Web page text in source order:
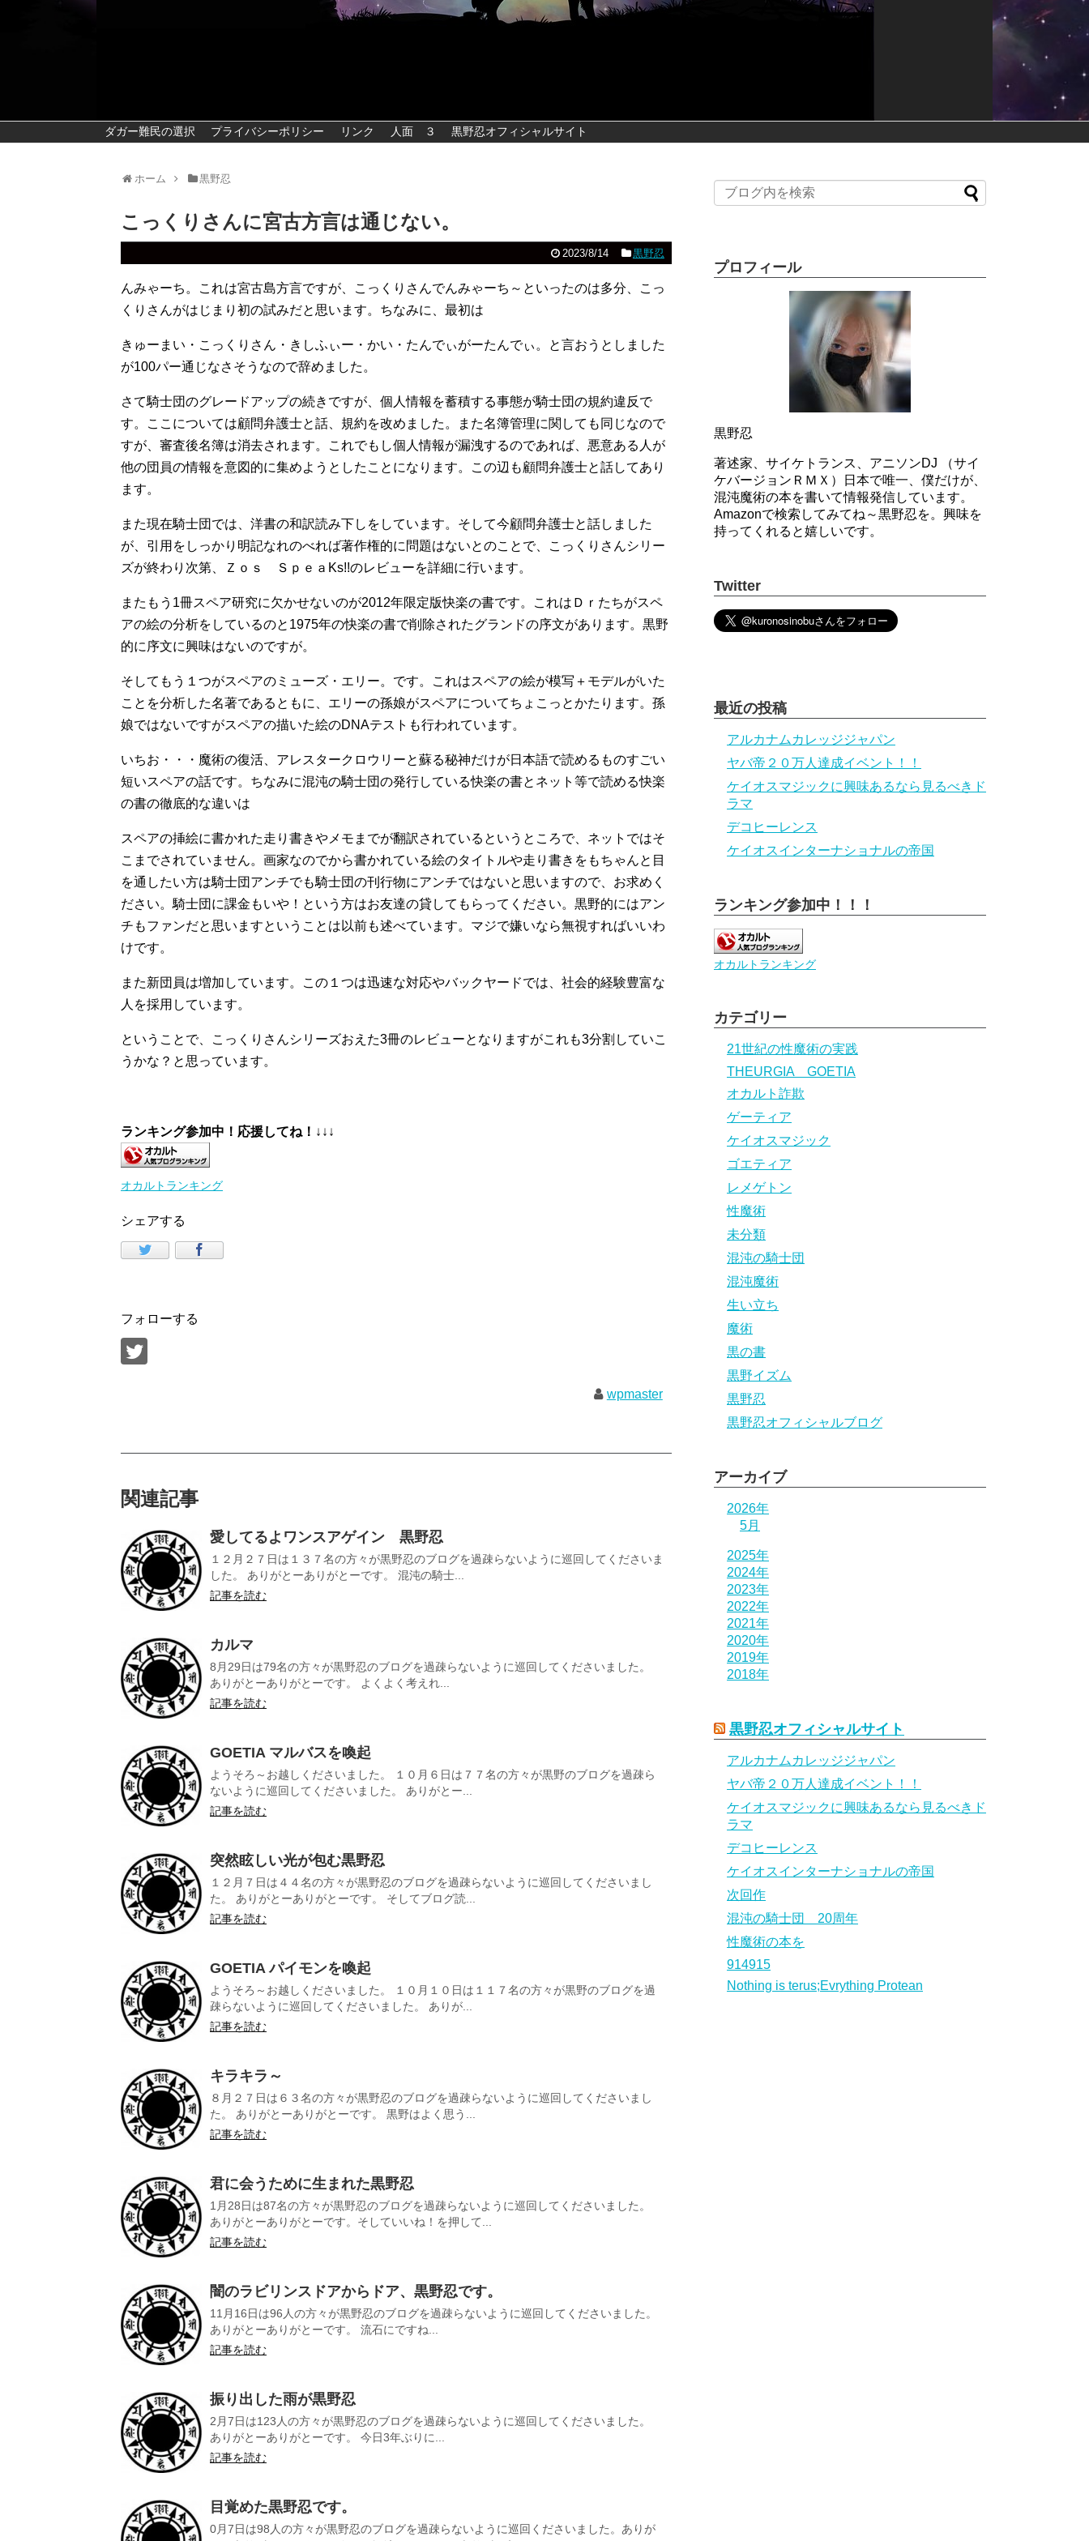
ダガー難民の選択 プライバシーポリシー リンク 人面 ３ 黒野忍オフィシャルサイト
ホーム 黒野忍
こっくりさんに宮古方言は通じない。
2023/8/14 黒野忍
んみゃーち。これは宮古島方言ですが、こっくりさんでんみゃーち～といったのは多分、こっ
くりさんがはじまり初の試みだと思います。ちなみに、最初は
きゅーまい・こっくりさん・きしふぃー・かい・たんでぃがーたんでぃ。と言おうとしました
が100パー通じなさそうなので辞めました。
さて騎士団のグレードアップの続きですが、個人情報を蓄積する事態が騎士団の規約違反で
す。ここについては顧問弁護士と話、規約を改めました。また名簿管理に関しても同じなので
すが、審査後名簿は消去されます。これでもし個人情報が漏洩するのであれば、悪意ある人が
他の団員の情報を意図的に集めようとしたことになります。この辺も顧問弁護士と話してあり
ます。
また現在騎士団では、洋書の和訳読み下しをしています。そして今顧問弁護士と話しました
が、引用をしっかり明記なれのべれば著作権的に問題はないとのことで、こっくりさんシリー
ズが終わり次第、Ｚｏｓ ＳｐｅａKs!!のレビューを詳細に行います。
またもう1冊スペア研究に欠かせないのが2012年限定版快楽の書です。これはＤｒたちがスペ
アの絵の分析をしているのと1975年の快楽の書で削除されたグランドの序文があります。黒野
的に序文に興味はないのですが。
そしてもう１つがスペアのミューズ・エリー。です。これはスペアの絵が模写＋モデルがいた
ことを分析した名著であるともに、エリーの孫娘がスペアについてちょこっとかたります。孫
娘ではないですがスペアの描いた絵のDNAテストも行われています。
いちお・・・魔術の復活、アレスタークロウリーと蘇る秘神だけが日本語で読めるものすごい
短いスペアの話です。ちなみに混沌の騎士団の発行している快楽の書とネット等で読める快楽
の書の徹底的な違いは
スペアの挿絵に書かれた走り書きやメモまでが翻訳されているというところで、ネットではそ
こまでされていません。画家なのでから書かれている絵のタイトルや走り書きをもちゃんと目
を通したい方は騎士団アンチでも騎士団の刊行物にアンチではないと思いますので、お求めく
ださい。騎士団に課金もいや！という方はお友達の貸してもらってください。黒野的にはアン
チもファンだと思いますということは以前も述べています。マジで嫌いなら無視すればいいわ
けです。
また新団員は増加しています。この１つは迅速な対応やバックヤードでは、社会的経験豊富な
人を採用しています。
ということで、こっくりさんシリーズおえた3冊のレビューとなりますがこれも3分割していこ
うかな？と思っています。
ランキング参加中！応援してね！ ↓↓↓
オカルトランキング
シェアする
フォローする
wpmaster
関連記事
愛してるよワンスアゲイン 黒野忍
１２月２７日は１３７名の方々が黒野忍のブログを過疎らないように巡回してくださいま
した。 ありがとーありがとーです。 混沌の騎士...
記事を読む
カルマ
8月29日は79名の方々が黒野忍のブログを過疎らないように巡回してくださいました。
ありがとーありがとーです。 よくよく考えれ...
記事を読む
GOETIA マルバスを喚起
ようそろ～お越しくださいました。 １０月６日は７７名の方々が黒野のブログを過疎ら
ないように巡回してくださいました。 ありがとー...
記事を読む
突然眩しい光が包む黒野忍
１２月７日は４４名の方々が黒野忍のブログを過疎らないように巡回してくださいまし
た。 ありがとーありがとーです。 そしてブログ読...
記事を読む
GOETIA パイモンを喚起
ようそろ～お越しくださいました。 １０月１０日は１１７名の方々が黒野のブログを過
疎らないように巡回してくださいました。 ありが...
記事を読む
キラキラ～
８月２７日は６３名の方々が黒野忍のブログを過疎らないように巡回してくださいまし
た。 ありがとーありがとーです。 黒野はよく思う...
記事を読む
君に会うために生まれた黒野忍
1月28日は87名の方々が黒野忍のブログを過疎らないように巡回してくださいました。
ありがとーありがとーです。そしていいね！を押して...
記事を読む
闇のラビリンスドアからドア、黒野忍です。
11月16日は96人の方々が黒野忍のブログを過疎らないように巡回してくださいました。
ありがとーありがとーです。 流石にですね...
記事を読む
振り出した雨が黒野忍
2月7日は123人の方々が黒野忍のブログを過疎らないように巡回してくださいました。
ありがとーありがとーです。 今日3年ぶりに...
記事を読む
目覚めた黒野忍です。
0月7日は98人の方々が黒野忍のブログを過疎らないように巡回くださいました。ありが
プロフィール
黒野忍
著述家、サイケトランス、アニソンDJ （サイ
ケバージョンＲＭＸ）日本で唯一、僕だけが、
混沌魔術の本を書いて情報発信しています。
Amazonで検索してみてね～黒野忍を。興味を
持ってくれると嬉しいです。
Twitter
最近の投稿
アルカナムカレッジジャパン
ヤバ帝２０万人達成イベント！！
ケイオスマジックに興味あるなら見るべきド
ラマ
デコヒーレンス
ケイオスインターナショナルの帝国
ランキング参加中！！！
オカルトランキング
カテゴリー
21世紀の性魔術の実践
THEURGIA GOETIA
オカルト詐欺
ゲーティア
ケイオスマジック
ゴエティア
レメゲトン
性魔術
未分類
混沌の騎士団
混沌魔術
生い立ち
魔術
黒の書
黒野イズム
黒野忍
黒野忍オフィシャルブログ
アーカイブ
2026年
5月
2025年
2024年
2023年
2022年
2021年
2020年
2019年
2018年
黒野忍オフィシャルサイト
アルカナムカレッジジャパン
ヤバ帝２０万人達成イベント！！
ケイオスマジックに興味あるなら見るべきド
ラマ
デコヒーレンス
ケイオスインターナショナルの帝国
次回作
混沌の騎士団 20周年
性魔術の本を
914915
Nothing is terus;Evrything Protean